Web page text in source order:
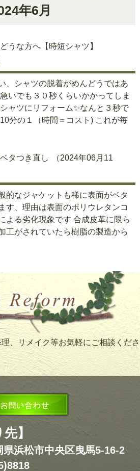
年6月
うな方へ【時短シャツ】
、シャツの脱着がめんどうではあ
いでも３０秒くらいかかってしま
ャツにリフォーム✨なんと３秒で
分の１（時間＝コスト) これが毎
タつき直し
（2024年06月11
的なジャケットも稀に表面がベタ
す、理由は表面のポリウレタンコ
よる劣化現象です 合成皮革に限ら
工がされていたら樹脂の製造から
、リメイク等お気軽にご相談くださ
】
浜松市中央区曳馬5-16-2